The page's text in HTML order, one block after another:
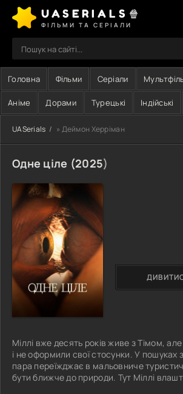
UASERIALS🍿
ФІЛЬМИ ТА СЕРІАЛИ
Головна Фільми Серіали
Аніме Дорами Турецькі Індійські
UASerials » Деймон Херріман
Одне ціле (2025)
Міллі вже десять років живе з Тімом,
і не оформили свої стосунки. У пошуках
пара переїжджає в мальовниче
бути ближче до природи. Тут Міллі